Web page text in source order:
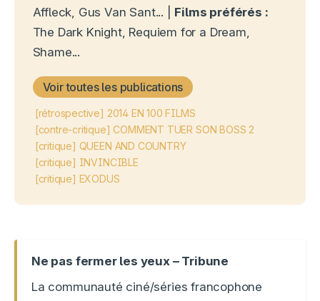
Affleck, Gus Van Sant... | Films préférés :
The Dark Knight, Requiem for a Dream,
Shame...
Voir toutes les publications
[rétrospective] 2014 EN 100 FILMS
[contre-critique] COMMENT TUER SON BOSS 2
[critique] QUEEN AND COUNTRY
[critique] INVINCIBLE
[critique] EXODUS
Ne pas fermer les yeux – Tribune
La communauté ciné/séries francophone